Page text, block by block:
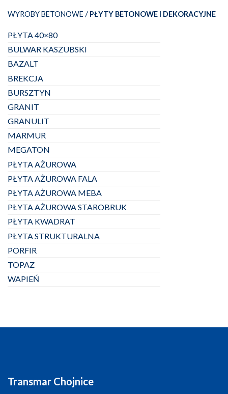
WYROBY BETONOWE / PŁYTY BETONOWE I DEKORACYJNE
PŁYTA 40×80
BULWAR KASZUBSKI
BAZALT
BREKCJA
BURSZTYN
GRANIT
GRANULIT
MARMUR
MEGATON
PŁYTA AŻUROWA
PŁYTA AŻUROWA FALA
PŁYTA AŻUROWA MEBA
PŁYTA AŻUROWA STAROBRUK
PŁYTA KWADRAT
PŁYTA STRUKTURALNA
PORFIR
TOPAZ
WAPIEŃ
Transmar Chojnice